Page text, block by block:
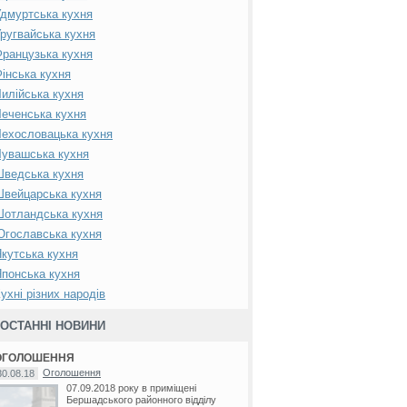
кухня
кухня
кухня
кухня
кухня
кухня
кухня
кухня
Шведська кухня
Швейцарська кухня
Шотландська кухня
кухня
кухня
кухня
різних народів
ОСТАННІ НОВИНИ
Оголошення
07.09.2018 року в приміщені
Бершадського районного відділу